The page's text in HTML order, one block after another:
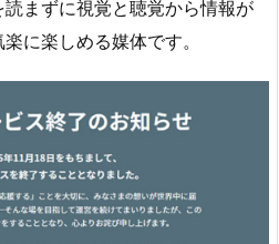
まずに視覚と聴覚から情報が
に楽しめる媒体です。